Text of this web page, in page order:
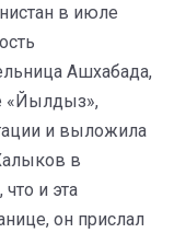
в июле
Ашхабада,
«Йылдыз»,
и выложила
в
и эта
он прислал